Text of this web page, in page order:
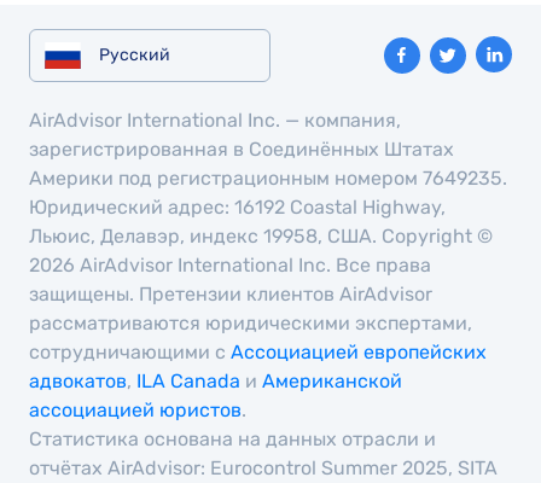
Русский
AirAdvisor International Inc. — компания,
зарегистрированная в Соединённых Штатах
Америки под регистрационным номером 7649235.
Юридический адрес: 16192 Coastal Highway,
Льюис, Делавэр, индекс 19958, США. Copyright ©
2026 AirAdvisor International Inc. Все права
защищены. Претензии клиентов AirAdvisor
рассматриваются юридическими экспертами,
сотрудничающими с Ассоциацией европейских
адвокатов, ILA Canada и Американской
ассоциацией юристов.
Статистика основана на данных отрасли и
отчётах AirAdvisor: Eurocontrol Summer 2025, SITA